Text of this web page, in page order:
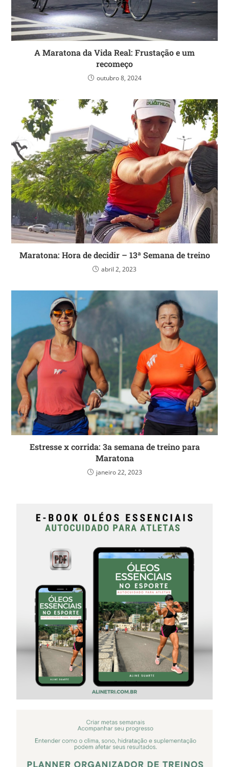
A Maratona da Vida Real: Frustação e um
recomeço
outubro 8, 2024
Maratona: Hora de decidir – 13ª Semana de treino
abril 2, 2023
Estresse x corrida: 3a semana de treino para
Maratona
janeiro 22, 2023